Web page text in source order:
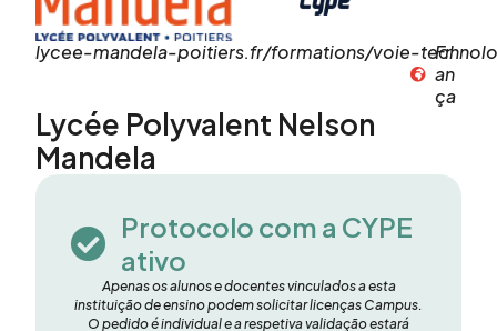
lycee-mandela-poitiers.fr/formations/voie-
Fr
an
ça
Lycée Polyvalent Nelson
Mandela
Protocolo com a CYPE
ativo
Apenas os alunos e docentes vinculados a esta
instituição de ensino podem solicitar licenças Campus.
O pedido é individual e a respetiva validação estará